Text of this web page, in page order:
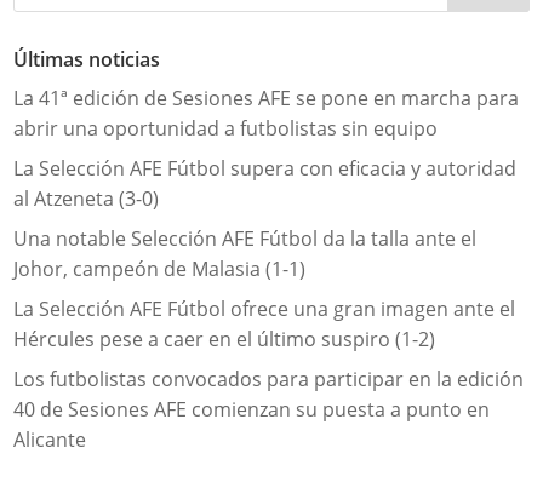
Últimas noticias
La 41ª edición de Sesiones AFE se pone en marcha para
abrir una oportunidad a futbolistas sin equipo
La Selección AFE Fútbol supera con eficacia y autoridad
al Atzeneta (3-0)
Una notable Selección AFE Fútbol da la talla ante el
Johor, campeón de Malasia (1-1)
La Selección AFE Fútbol ofrece una gran imagen ante el
Hércules pese a caer en el último suspiro (1-2)
Los futbolistas convocados para participar en la edición
40 de Sesiones AFE comienzan su puesta a punto en
Alicante